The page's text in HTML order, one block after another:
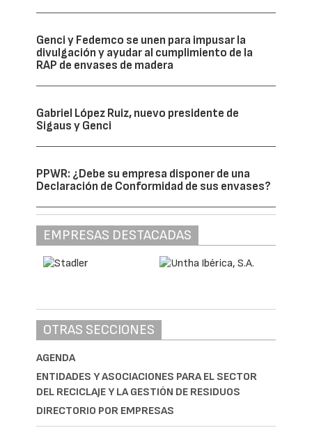
Genci y Fedemco se unen para impusar la
divulgación y ayudar al cumplimiento de la
RAP de envases de madera
Gabriel López Ruiz, nuevo presidente de
Sigaus y Genci
PPWR: ¿Debe su empresa disponer de una
Declaración de Conformidad de sus envases?
EMPRESAS DESTACADAS
OTRAS SECCIONES
AGENDA
ENTIDADES Y ASOCIACIONES PARA EL SECTOR
DEL RECICLAJE Y LA GESTIÓN DE RESIDUOS
DIRECTORIO POR EMPRESAS